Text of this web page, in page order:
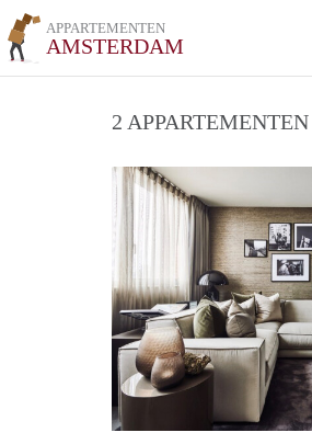
APPARTEMENTEN
AMSTERDAM
2